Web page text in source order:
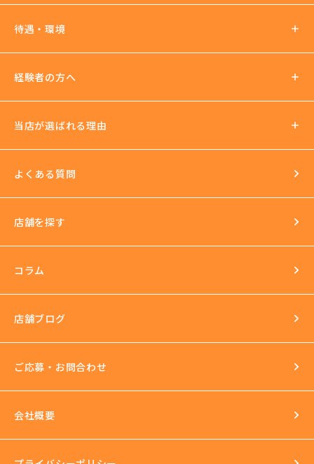
報酬の仕組み
待遇・環境
待遇について
法人運営
イベントもいっぱい
環境
長年の運営実績
完全個室
スタッフ研修
セクハラ根絶
経験者の方へ
当店が選ばれる理由
よくある質問
店舗を探す
コラム
店舗ブログ
ご応募・お問合わせ
会社概要